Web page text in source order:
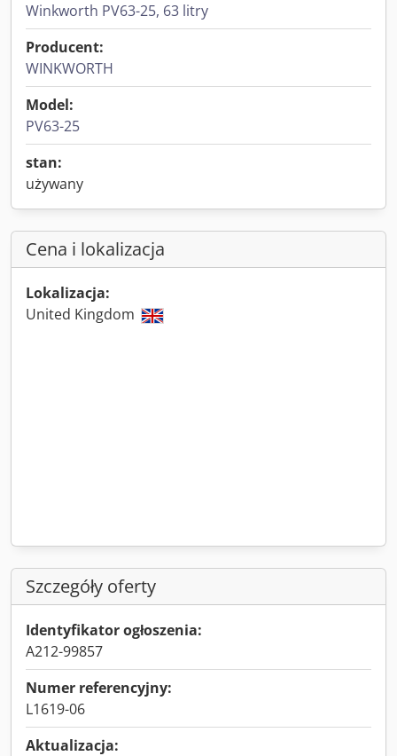
Winkworth PV63-25, 63 litry
Producent:
WINKWORTH
Model:
PV63-25
stan:
używany
Cena i lokalizacja
Lokalizacja:
United Kingdom
Szczegóły oferty
Identyfikator ogłoszenia:
A212-99857
Numer referencyjny:
L1619-06
Aktualizacja: